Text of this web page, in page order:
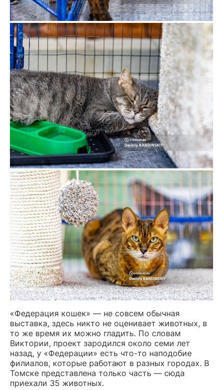
«Федерация кошек» — не совсем обычная
выставка, здесь никто не оценивает животных, в
то же время их можно гладить. По словам
Виктории, проект зародился около семи лет
назад, у «Федерации» есть что-то наподобие
филиалов, которые работают в разных городах. В
Томске представлена только часть — сюда
приехали 35 животных.